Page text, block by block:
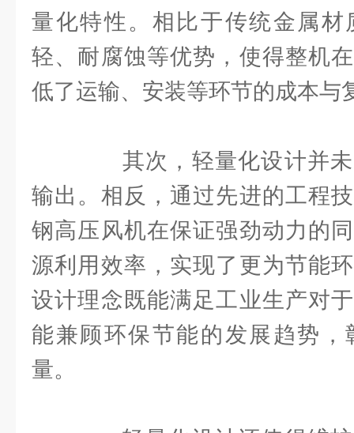
量化特性。相比于传统金属材
轻、耐腐蚀等优势，使得整机
低了运输、安装等环节的成本与
其次，轻量化设计并未
输出。相反，通过先进的工程
钢高压风机在保证强劲动力的
源利用效率，实现了更为节能
设计理念既能满足工业生产对
能兼顾环保节能的发展趋势，
量。